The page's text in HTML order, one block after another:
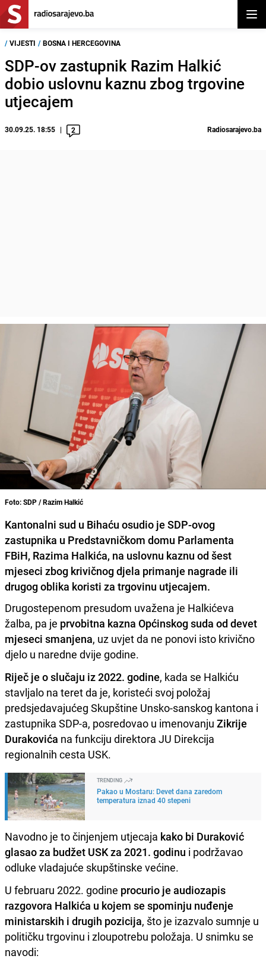
/ VIJESTI / BOSNA I HERCEGOVINA
SDP-ov zastupnik Razim Halkić
dobio uslovnu kaznu zbog trgovine
utjecajem
30.09.25. 18:55 2 Radiosarajevo.ba
Foto: SDP / Razim Halkić
Kantonalni sud u Bihaću osudio je SDP-ovog
zastupnika u Predstavničkom domu Parlamenta
FBiH, Razima Halkića, na uslovnu kaznu od šest
mjeseci zbog krivičnog djela primanje nagrade ili
drugog oblika koristi za trgovinu utjecajem.
Drugostepenom presudom uvažena je Halkićeva
žalba, pa je prvobitna kazna Općinskog suda od devet
mjeseci smanjena, uz uvjet da ne ponovi isto krivično
djelo u naredne dvije godine.
Riječ je o slučaju iz 2022. godine, kada se Halkiću
stavljalo na teret da je, koristeći svoj položaj
predsjedavajućeg Skupštine Unsko-sanskog kantona i
zastupnika SDP-a, posredovao u imenovanju Zikrije
Durakovića na funkciju direktora JU Direkcija
regionalnih cesta USK.
TRENDING
Pakao u Mostaru: Devet dana zaredom
temperatura iznad 40 stepeni
Navodno je to činjenjem utjecaja kako bi Duraković
glasao za budžet USK za 2021. godinu i podržavao
odluke vladajuće skupštinske većine.
U februaru 2022. godine procurio je audiozapis
razgovora Halkića u kojem se spominju nuđenje
ministarskih i drugih pozicija, što je izazvalo sumnje u
političku trgovinu i zloupotrebu položaja. U snimku se
navodi: